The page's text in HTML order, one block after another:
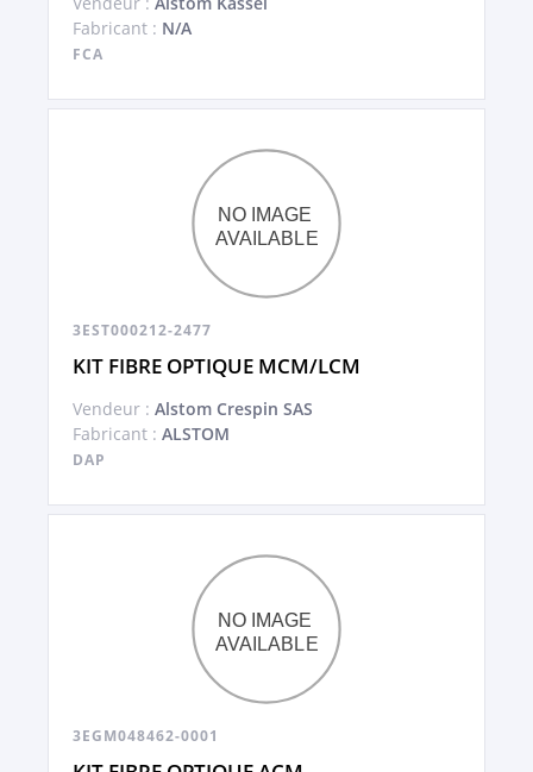
Fabricant : N/A
FCA
3EST000212-2477
KIT FIBRE OPTIQUE MCM/LCM
Vendeur : Alstom Crespin SAS
Fabricant : ALSTOM
DAP
3EGM048462-0001